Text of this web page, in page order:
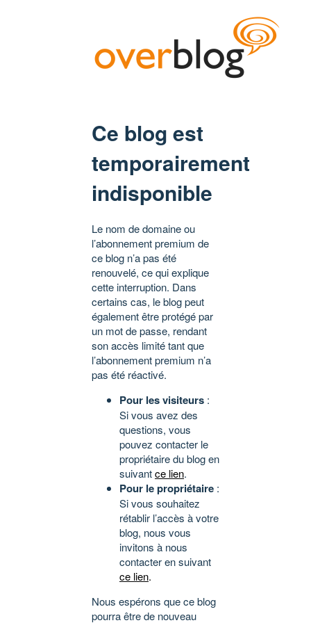
Ce blog est
temporairement
indisponible
Le nom de domaine ou
l’abonnement premium de
ce blog n’a pas été
renouvelé, ce qui explique
cette interruption. Dans
certains cas, le blog peut
également être protégé par
un mot de passe, rendant
son accès limité tant que
l’abonnement premium n’a
pas été réactivé.
Pour les visiteurs :
Si vous avez des
questions, vous
pouvez contacter le
propriétaire du blog en
suivantce lien.
Pour le propriétaire :
Si vous souhaitez
rétablir l’accès à votre
blog, nous vous
invitons à nous
contacter en suivant
ce lien.
Nous espérons que ce blog
pourra être de nouveau